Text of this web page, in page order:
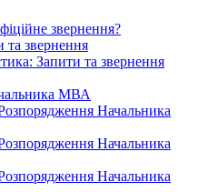
звернення?
та звернення
Запити та звернення
МВА
Начальника
Начальника
Начальника